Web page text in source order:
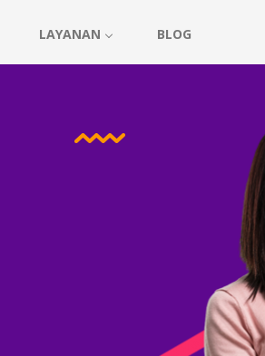
LAYANAN BLOG